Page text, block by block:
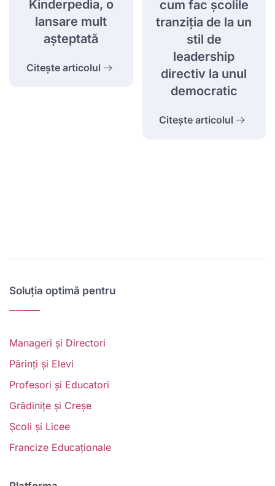
Kinderpedia, o
lansare mult
așteptată
Citește articolul
cum fac școlile
tranziția de la un
stil de
leadership
directiv la unul
democratic
Citește articolul
Soluția optimă pentru
Manageri și Directori
Părinți și Elevi
Profesori și Educatori
Grădinițe și Creșe
Școli și Licee
Francize Educaționale